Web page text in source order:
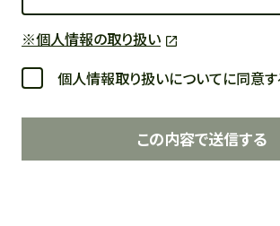
※個人情報の取り扱い
個人情報取り扱いについてに同意す
この内容で送信する